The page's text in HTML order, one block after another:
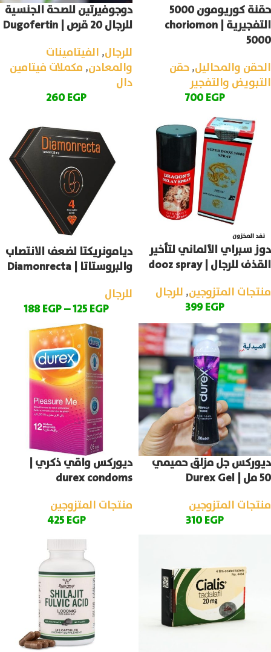
حقنة كوريومون 5000
التفجيرية | choriomon
5000
الحقن والمحاليل,حقن
التبويض والتفجير
700EGP
دوجوفيرتين للصحة الجنسية
للرجال 20 قرص | Dugofertin
للرجال, الفيتامينات
والمعادن, مكملات فيتامين
دال
260EGP
نفد المخزون
دوز سبراي الألماني لتأخير
القذف للرجال | dooz spray
منتجات المتزوجين, للرجال
399EGP
ديامونريكتا لضعف الانتصاب
والبروستاتا | Diamonrecta
للرجال
125EGP
–
188EGP
ديوركس جل مزلق حميمي
50 مل | Durex Gel
منتجات المتزوجين
310EGP
ديوركس واقي ذكري |
durex condoms
منتجات المتزوجين
425EGP